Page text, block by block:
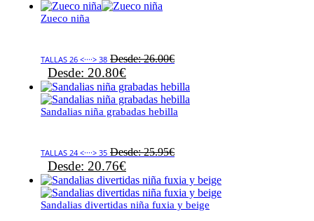
Zueco niña
TALLAS 26 <····> 38 Desde:26.00€
Desde: 20.80€
Sandalias niña grabadas hebilla
TALLAS 24 <····> 35 Desde:25.95€
Desde: 20.76€
Sandalias divertidas niña fuxia y beige